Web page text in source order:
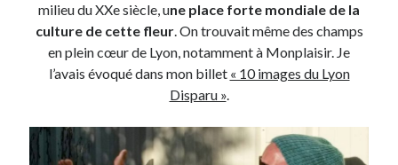
A Lyon
Bon plan du dimanche
Coup de coeur
Daddy
Green
Humeur
milieu du XXe siècle, une place forte mondiale de la
culture de cette fleur. On trouvait même des champs
en plein cœur de Lyon, notamment à Monplaisir. Je
l’avais évoqué dans mon billet « 10 images du Lyon
Disparu ».